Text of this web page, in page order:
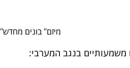
משמעותיים בנגב המערבי:
מיזם" בונים מחדש"